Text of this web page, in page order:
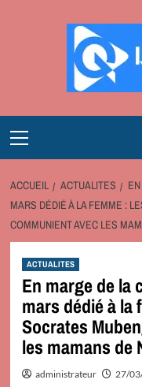
Menu
ACCUEIL ACTUALITES
MARS DÉDIÉ À LA FEMME :
COMMUNIENT AVEC LES
ACTUALITES
En marge de la
mars dédié à la
Socrates
les mamans de
administrateur 27/